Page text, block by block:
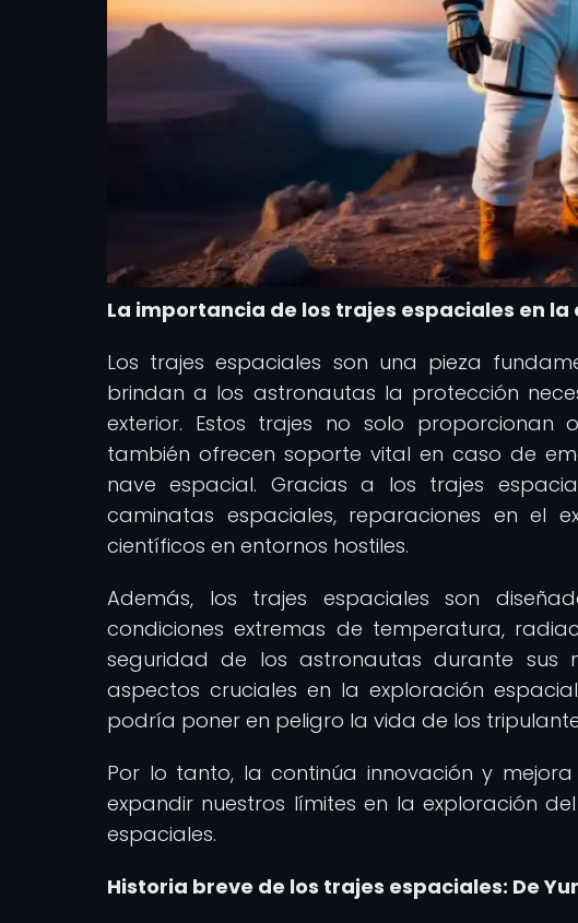
La importancia de los trajes espaciales en
Los trajes espaciales son una pieza
brindan a los astronautas la protección
exterior. Estos trajes no solo
también ofrecen soporte vital en caso de
nave espacial. Gracias a los trajes
caminatas espaciales, reparaciones en el
científicos en entornos hostiles.
Además, los trajes espaciales son
condiciones extremas de temperatura,
seguridad de los astronautas durante sus
aspectos cruciales en la exploración
podría poner en peligro la vida de los
Por lo tanto, la continúa innovación y
expandir nuestros límites en la exploración
espaciales.
Historia breve de los trajes espaciales: De